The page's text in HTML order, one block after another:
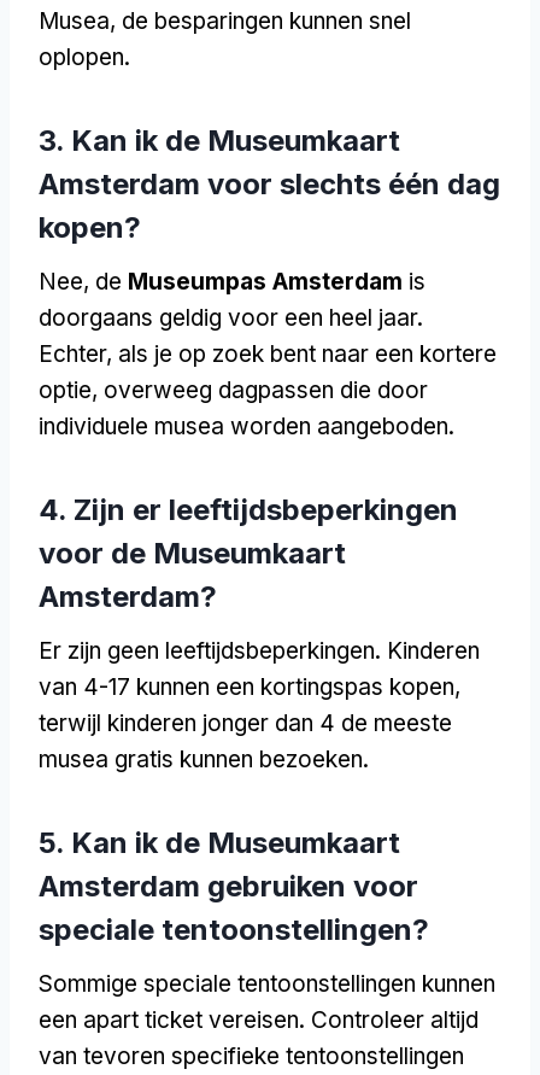
Musea, de besparingen kunnen snel
oplopen.
3. Kan ik de Museumkaart
Amsterdam voor slechts één dag
kopen?
Nee, de Museumpas Amsterdam is
doorgaans geldig voor een heel jaar.
Echter, als je op zoek bent naar een kortere
optie, overweeg dagpassen die door
individuele musea worden aangeboden.
4. Zijn er leeftijdsbeperkingen
voor de Museumkaart
Amsterdam?
Er zijn geen leeftijdsbeperkingen. Kinderen
van 4-17 kunnen een kortingspas kopen,
terwijl kinderen jonger dan 4 de meeste
musea gratis kunnen bezoeken.
5. Kan ik de Museumkaart
Amsterdam gebruiken voor
speciale tentoonstellingen?
Sommige speciale tentoonstellingen kunnen
een apart ticket vereisen. Controleer altijd
van tevoren specifieke tentoonstellingen